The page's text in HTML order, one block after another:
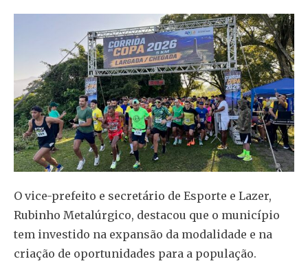
O vice-prefeito e secretário de Esporte e Lazer,
Rubinho Metalúrgico, destacou que o município
tem investido na expansão da modalidade e na
criação de oportunidades para a população.